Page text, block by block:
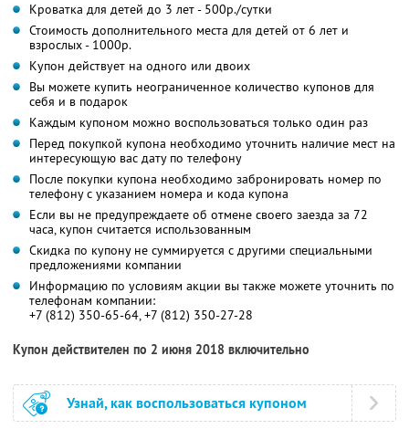
Кроватка для детей до 3 лет - 500р./сутки
Стоимость дополнительного места для детей от 6 лет и
взрослых - 1000р.
Купон действует на одного или двоих
Вы можете купить неограниченное количество купонов для
себя и в подарок
Каждым купоном можно воспользоваться только один раз
Перед покупкой купона необходимо уточнить наличие мест на
интересующую вас дату по телефону
После покупки купона необходимо забронировать номер по
телефону с указанием номера и кода купона
Если вы не предупреждаете об отмене своего заезда за 72
часа, купон считается использованным
Скидка по купону не суммируется с другими специальными
предложениями компании
Информацию по условиям акции вы также можете уточнить по
телефонам компании:
+7 (812) 350-65-64, +7 (812) 350-27-28
Купон действителен по 2 июня 2018 включительно
Узнай, как воспользоваться купоном